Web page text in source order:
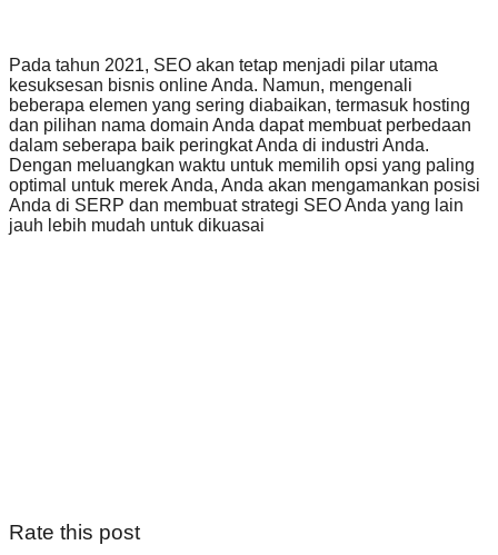
Pada tahun 2021, SEO akan tetap menjadi pilar utama
kesuksesan bisnis online Anda. Namun, mengenali
beberapa elemen yang sering diabaikan, termasuk hosting
dan pilihan nama domain Anda dapat membuat perbedaan
dalam seberapa baik peringkat Anda di industri Anda.
Dengan meluangkan waktu untuk memilih opsi yang paling
optimal untuk merek Anda, Anda akan mengamankan posisi
Anda di SERP dan membuat strategi SEO Anda yang lain
jauh lebih mudah untuk dikuasai
Rate this post